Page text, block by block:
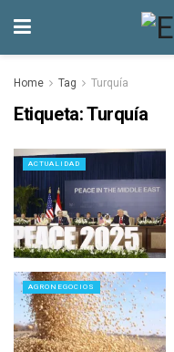
Home Tag Turquía
Etiqueta:Turquía
ACTUALIDAD
AGRONEGOCIOS